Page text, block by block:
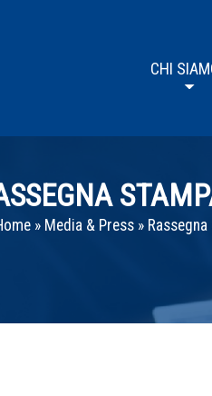
CHI
» Media & Press»